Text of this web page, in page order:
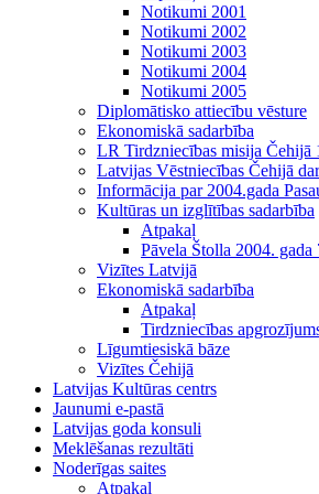
Notikumi 2001
Notikumi 2002
Notikumi 2003
Notikumi 2004
Notikumi 2005
Diplomātisko attiecību vēsture
Ekonomiskā sadarbība
LR Tirdzniecības misija Čehijā
Latvijas Vēstniecības Čehijā
Informācija par 2004.gada
Kultūras un izglītības sadarbība
Atpakaļ
Pāvela Štolla 2004.
Vizītes Latvijā
Ekonomiskā sadarbība
Atpakaļ
Tirdzniecības
Līgumtiesiskā bāze
Vizītes Čehijā
Latvijas Kultūras centrs
Jaunumi e-pastā
Latvijas goda konsuli
Meklēšanas rezultāti
Noderīgas saites
Atpakaļ